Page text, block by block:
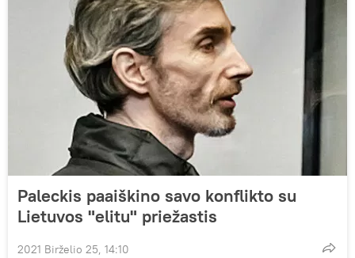
Paleckis paaiškino savo konflikto su
Lietuvos "elitu" priežastis
2021 Birželio 25, 14:10